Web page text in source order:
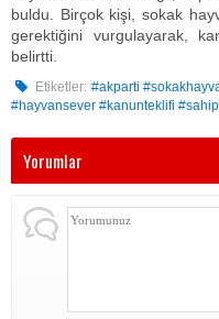
buldu. Birçok kişi, sokak
gerektiğini vurgulayarak,
belirtti.
Etiketler: #akparti
#hayvansever #kanunteklifi
Yorumlar